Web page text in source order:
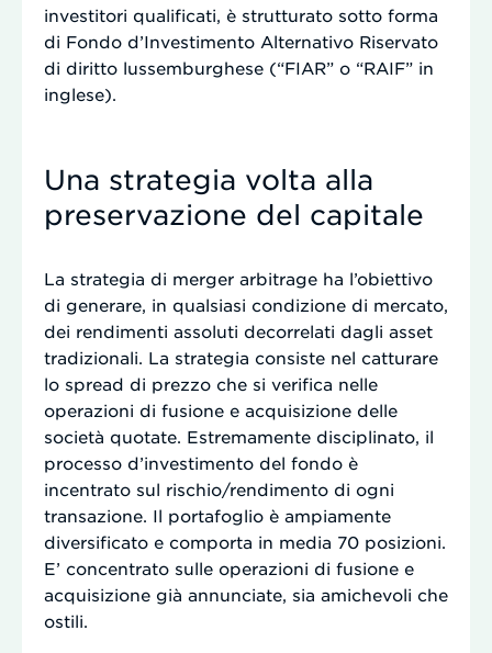
investitori qualificati, è strutturato sotto forma
di Fondo d’Investimento Alternativo Riservato
di diritto lussemburghese (“FIAR” o “RAIF” in
inglese).
Una strategia volta alla
preservazione del capitale
La strategia di merger arbitrage ha l’obiettivo
di generare, in qualsiasi condizione di mercato,
dei rendimenti assoluti decorrelati dagli asset
tradizionali. La strategia consiste nel catturare
lo spread di prezzo che si verifica nelle
operazioni di fusione e acquisizione delle
società quotate. Estremamente disciplinato, il
processo d’investimento del fondo è
incentrato sul rischio/rendimento di ogni
transazione. Il portafoglio è ampiamente
diversificato e comporta in media 70 posizioni.
E’ concentrato sulle operazioni di fusione e
acquisizione già annunciate, sia amichevoli che
ostili.